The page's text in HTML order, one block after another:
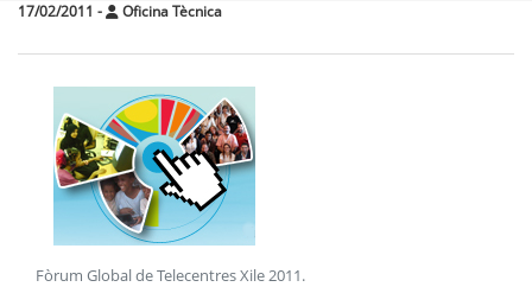
17/02/2011 - Oficina Tècnica
Fòrum Global de Telecentres Xile 2011.